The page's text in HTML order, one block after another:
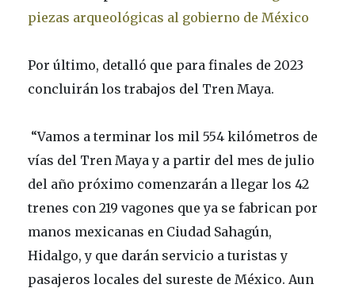
piezas arqueológicas al gobierno de México
Por último, detalló que para finales de 2023
concluirán los trabajos del Tren Maya.
“Vamos a terminar los mil 554 kilómetros de
vías del Tren Maya y a partir del mes de julio
del año próximo comenzarán a llegar los 42
trenes con 219 vagones que ya se fabrican por
manos mexicanas en Ciudad Sahagún,
Hidalgo, y que darán servicio a turistas y
pasajeros locales del sureste de México. Aun